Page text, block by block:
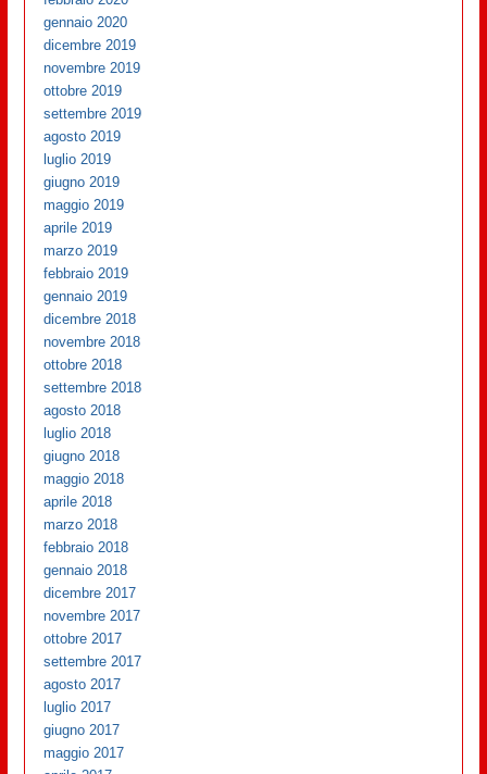
gennaio 2020
dicembre 2019
novembre 2019
ottobre 2019
settembre 2019
agosto 2019
luglio 2019
giugno 2019
maggio 2019
aprile 2019
marzo 2019
febbraio 2019
gennaio 2019
dicembre 2018
novembre 2018
ottobre 2018
settembre 2018
agosto 2018
luglio 2018
giugno 2018
maggio 2018
aprile 2018
marzo 2018
febbraio 2018
gennaio 2018
dicembre 2017
novembre 2017
ottobre 2017
settembre 2017
agosto 2017
luglio 2017
giugno 2017
maggio 2017